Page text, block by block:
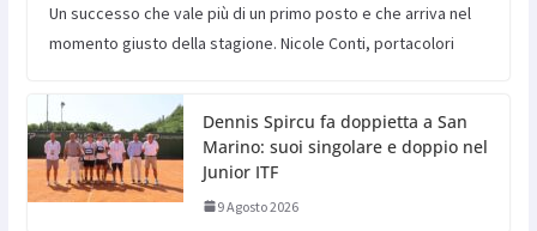
Un successo che vale più di un primo posto e che arriva nel
momento giusto della stagione. Nicole Conti, portacolori
Dennis Spircu fa doppietta a San
Marino: suoi singolare e doppio nel
Junior ITF
9 Agosto 2026